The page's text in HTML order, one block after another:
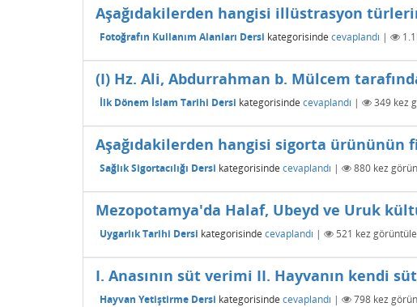
Aşağıdakilerden hangisi illüstrasyon
Fotoğrafın Kullanım Alanları Dersi kategorisinde cevaplandı |
(I) Hz. Ali, Abdurrahman b. Mülcem
İlk Dönem İslam Tarihi Dersi kategorisinde cevaplandı | 349 kez
Aşağıdakilerden hangisi sigorta ürününün
Sağlık Sigortacılığı Dersi kategorisinde cevaplandı | 880 kez
Mezopotamya'da Halaf, Ubeyd ve Uruk
Uygarlık Tarihi Dersi kategorisinde cevaplandı | 521 kez
I. Anasının süt verimi II. Hayvanın kendi
Hayvan Yetiştirme Dersi kategorisinde cevaplandı | 798 kez